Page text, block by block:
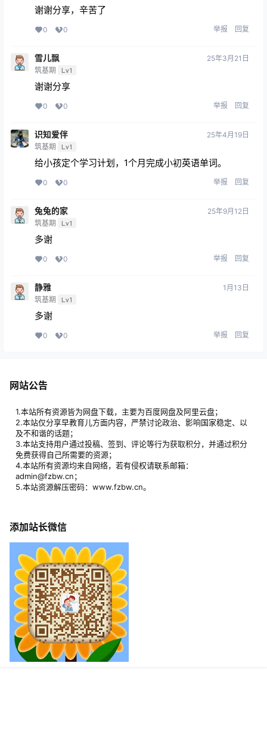
谢谢分享，辛苦了
0 0 举报 回复
雪儿飘
筑基期 Lv1
25年3月21日
谢谢分享
0 0 举报 回复
识知爱伴
筑基期 Lv1
25年4月19日
给小孩定个学习计划，1个月完成小初英语单词。
0 0 举报 回复
兔兔的家
筑基期 Lv1
25年9月12日
多谢
0 0 举报 回复
静雅
筑基期 Lv1
1月13日
多谢
0 0 举报 回复
网站公告
1.本站所有资源皆为网盘下载，主要为百度网盘及阿里云盘；
2.本站仅分享早教育儿方面内容，严禁讨论政治、影响国家稳定、以
及不和谐的话题；
3.本站支持用户通过投稿、签到、评论等行为获取积分，并通过积分
免费获得自己所需要的资源；
4.本站所有资源均来自网络，若有侵权请联系邮箱：
admin@fzbw.cn；
5.本站资源解压密码：www.fzbw.cn。
添加站长微信